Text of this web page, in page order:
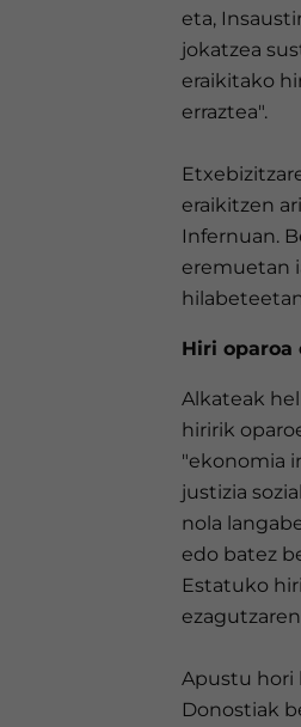
eta,
jokatzea
eraikitako
erraztea".
eraikitzen
Infernuan.
eremuetan
Hiri oparoa
Alkateak
hiririk
"ekonomia
justizia
nola
edo batez
Estatuko
Apustu hori
Donostiak